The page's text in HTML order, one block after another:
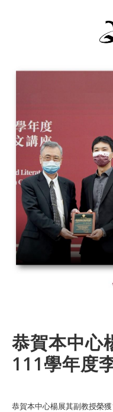
恭賀本中心
111學年度
恭賀本中心楊展其副教授榮